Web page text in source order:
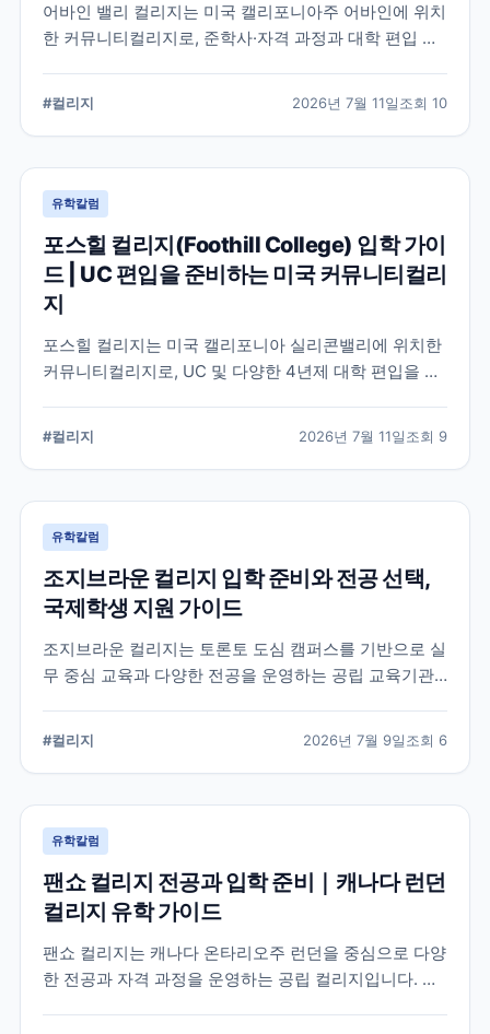
어바인 밸리 컬리지는 미국 캘리포니아주 어바인에 위치
한 커뮤니티컬리지로, 준학사·자격 과정과 대학 편입 준
#컬리지 2026년 7월 11일조회 10
유학칼럼
포스힐 컬리지(Foothill College) 입학 가이
드 | UC 편입을 준비하는 미국 커뮤니티컬리
지
포스힐 컬리지는 미국 캘리포니아 실리콘밸리에 위치한
커뮤니티컬리지로, UC 및 다양한 4년제 대학 편입을 목
으로 입학 준비에 필요한 내용을 정리했습니다.
#컬리지 2026년 7월 11일조회 9
유학칼럼
조지브라운 컬리지 입학 준비와 전공 선택,
국제학생 지원 가이드
조지브라운 컬리지는 토론토 도심 캠퍼스를 기반으로 실
무 중심 교육과 다양한 전공을 운영하는 공립 교육기관
#컬리지 2026년 7월 9일조회 6
유학칼럼
팬쇼 컬리지 전공과 입학 준비｜캐나다 런던
컬리지 유학 가이드
팬쇼 컬리지는 캐나다 온타리오주 런던을 중심으로 다양
한 전공과 자격 과정을 운영하는 공립 컬리지입니다. 국